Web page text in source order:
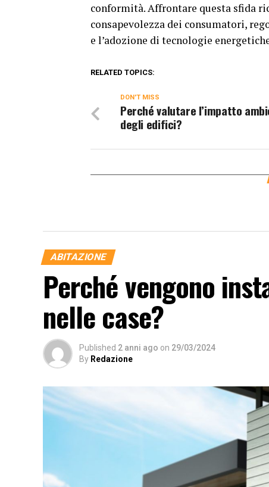
conformità. Affrontare questa sfida
consapevolezza dei consumatori,
e l’adozione di tecnologie
RELATED TOPICS:
DON'T MISS
Perché valutare l’impatto
degli edifici?
ABITAZIONE
Perché vengono
nelle case?
Published 2 anni ago on 29/03/2024
By Redazione